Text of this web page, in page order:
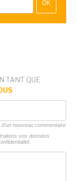
OK
TANT QUE
nouveau commentaire
vos données